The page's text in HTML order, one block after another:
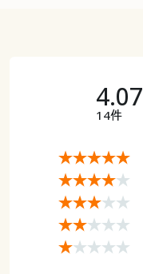
4.07
14件